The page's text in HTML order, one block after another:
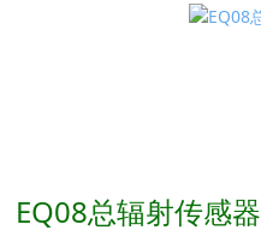
EQ08总辐射传感器